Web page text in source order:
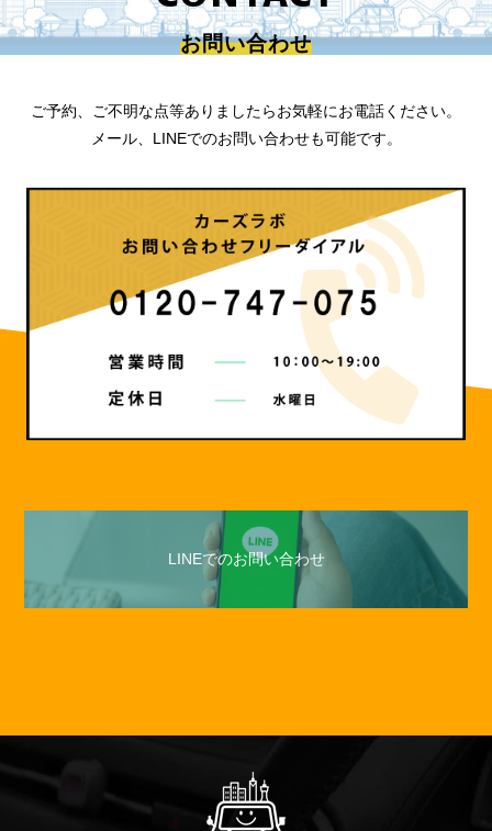
お問い合わせ
ご予約、ご不明な点等ありましたらお気軽にお電話ください。
メール、LINEでのお問い合わせも可能です。
LINEでのお問い合わせ